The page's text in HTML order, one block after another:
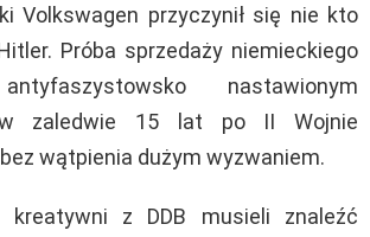
Volkswagen przyczynił się nie kto
Próba sprzedaży niemieckiego
nastawionym
w zaledwie 15 lat po II Wojnie
wątpienia dużym wyzwaniem.
z DDB musieli znaleźć